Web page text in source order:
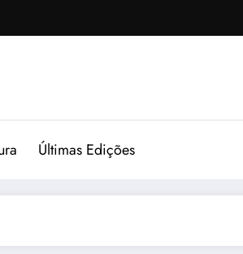
Últimas Edições